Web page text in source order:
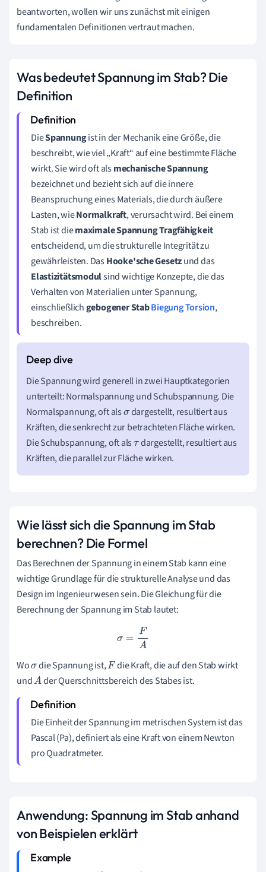
beantworten, wollen wir uns zunächst mit einigen
fundamentalen Definitionen vertraut machen.
Was bedeutet Spannung im Stab? Die
Definition
DieSpannungist in der Mechanik eine Größe, die
beschreibt, wie viel „Kraft“ auf eine bestimmte Fläche
wirkt. Sie wird oft alsmechanische Spannung
bezeichnet und bezieht sich auf die innere
Beanspruchung eines Materials, die durch äußere
Lasten, wieNormalkraft, verursacht wird. Bei einem
Stab ist diemaximale Spannung Tragfähigkeit
entscheidend, um die strukturelle Integrität zu
gewährleisten. DasHooke'sche Gesetzund das
Elastizitätsmodulsind wichtige Konzepte, die das
Verhalten von Materialien unter Spannung,
einschließlichgebogener StabBiegungTorsion,
beschreiben.
Die Spannung wird generell in zwei Hauptkategorien
unterteilt: Normalspannung und Schubspannung. Die
Normalspannung, oft alsσdargestellt, resultiert aus
Kräften, die senkrecht zur betrachteten Fläche wirken.
Die Schubspannung, oft alsτ dargestellt, resultiert aus
Kräften, die parallel zur Fläche wirken.
Wie lässt sich die Spannung im Stab
berechnen? Die Formel
Das Berechnen der Spannung in einem Stab kann eine
wichtige Grundlage für die strukturelle Analyse und das
Design im Ingenieurwesen sein. Die Gleichung für die
Berechnung der Spannung im Stab lautet:
σ=F A
Woσdie Spannung ist,F die Kraft, die auf den Stab wirkt
undA der Querschnittsbereich des Stabes ist.
Die Einheit der Spannung im metrischen System ist das
Pascal (Pa), definiert als eine Kraft von einem Newton
pro Quadratmeter.
Anwendung: Spannung im Stab anhand
von Beispielen erklärt